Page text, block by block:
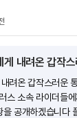
려온 갑작스러운
스 소속 라이더들
공개하겠습니다